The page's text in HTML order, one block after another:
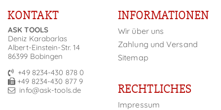
KONTAKT
ASK TOOLS
Deniz Karabarlas
Albert-Einstein-Str. 14
86399 Bobingen
+49 8234-430 878 0
+49 8234-430 877 9
info@ask-tools.de
INFORMATIONEN
Wir über uns
Zahlung und Versand
Sitemap
RECHTLICHES
Impressum